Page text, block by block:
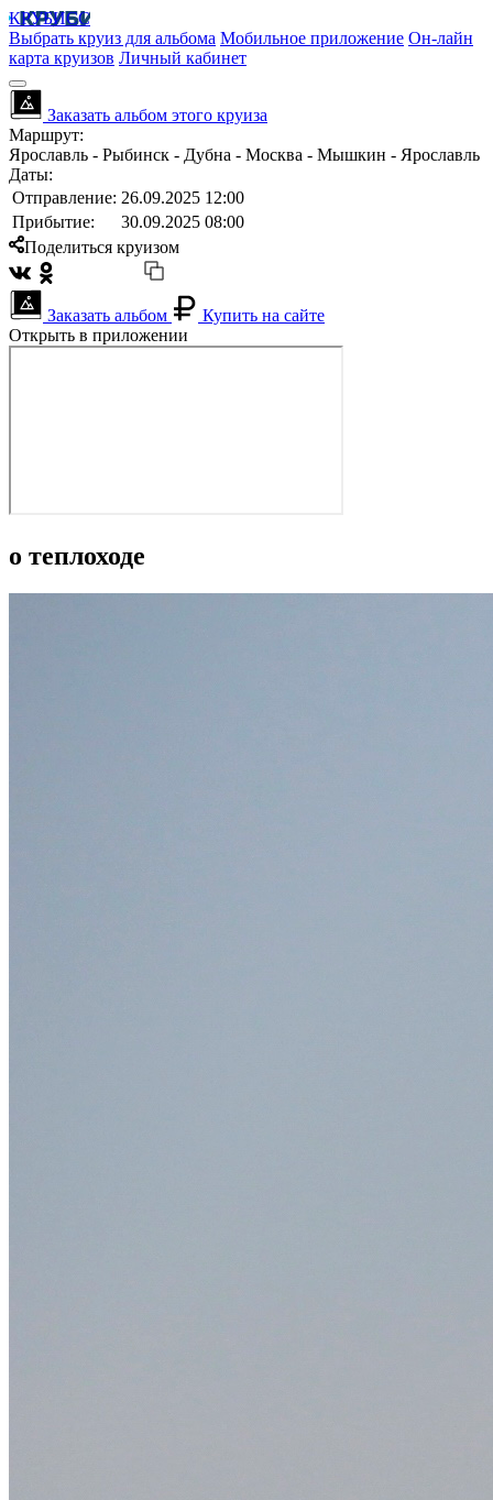
КРУБИСС
Выбрать круиз для альбома Мобильное приложение Он-лайн
карта круизов Личный кабинет
Заказать альбом этого круиза
Маршрут:
Ярославль - Рыбинск - Дубна - Москва - Мышкин - Ярославль
Даты:
Отправление: 26.09.2025 12:00
Прибытие:
30.09.2025 08:00
Поделиться круизом
Заказать альбом
Купить на сайте
Открыть в приложении
о теплоходе